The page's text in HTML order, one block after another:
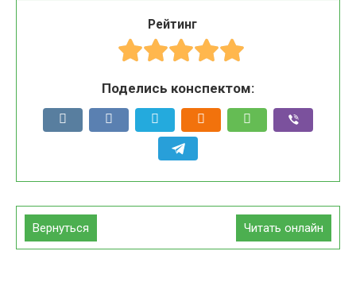
Рейтинг
Поделись конспектом:
Читать онлайн
Вернуться